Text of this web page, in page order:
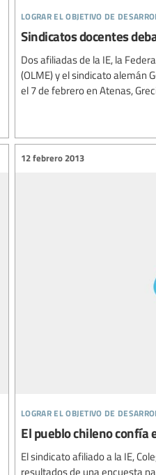
lograr el objetivo de
Sindicatos docentes
Dos afiliadas de la IE, la
(OLME) y el sindicato alemán
el 7 de febrero en Atenas,
lograr el objetivo de
12 febrero 2013
El pueblo chileno confía
El sindicato afiliado a la IE,
resultados de una encuesta